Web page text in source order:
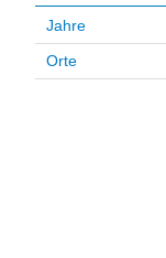
Jahre
Orte